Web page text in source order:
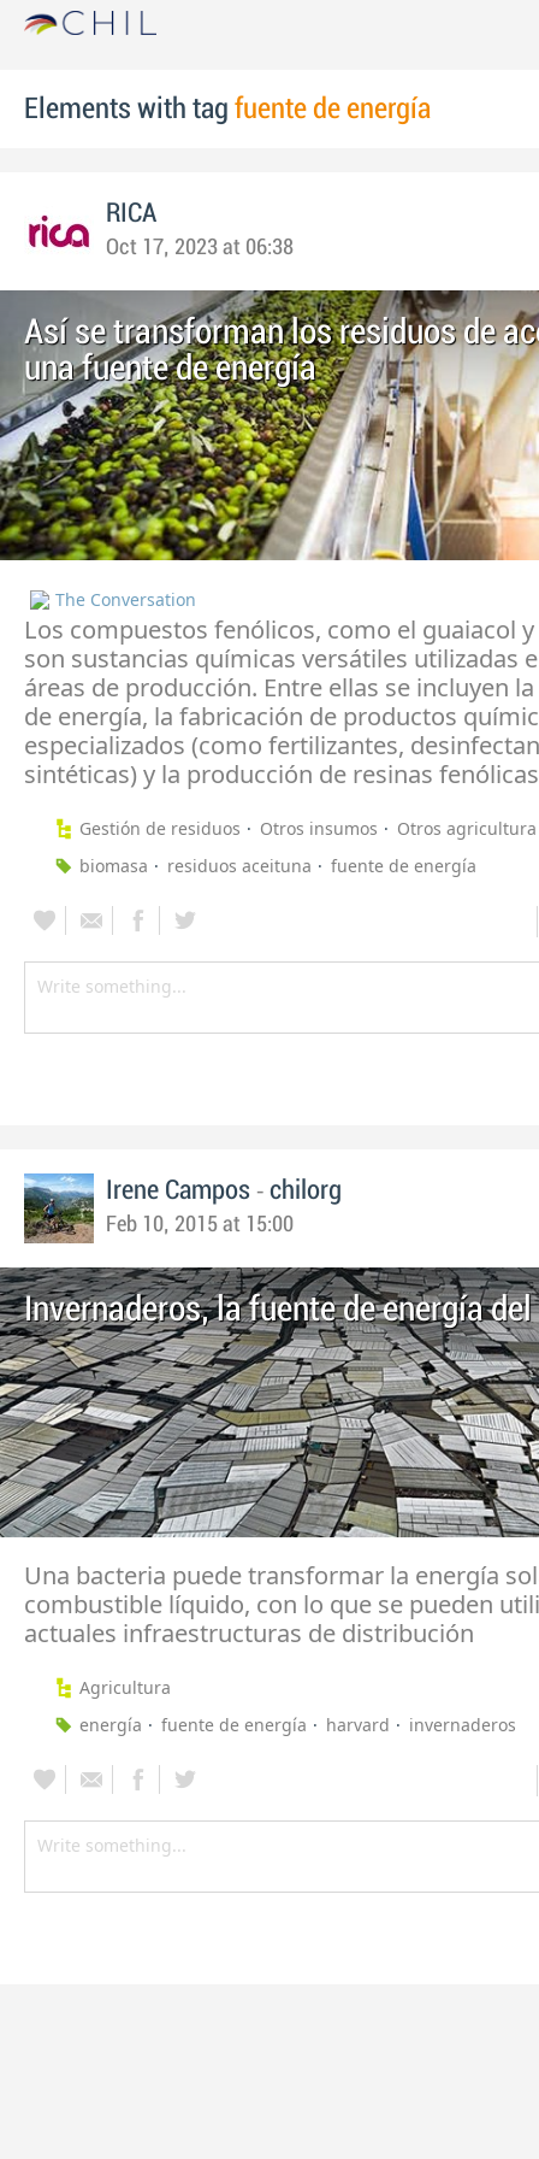
Elements with tag fuente de energía
RICA
Oct 17, 2023 at 06:38
Así se transforman los residuos de
una fuente de energía
The Conversation
Los compuestos fenólicos, como el guaiacol
son sustancias químicas versátiles utilizadas
áreas de producción. Entre ellas se incluyen
de energía, la fabricación de productos
especializados (como fertilizantes,
sintéticas) y la producción de resinas
Gestión de residuos Otros insumos
Otros agricultura
biomasa
residuos aceituna fuente de energía
Irene Campos - chilorg
Feb 10, 2015 at 15:00
Invernaderos, la fuente de energía
Una bacteria puede transformar la energía
combustible líquido, con lo que se pueden
actuales infraestructuras de distribución
Agricultura
energía
fuente de energía harvard invernaderos